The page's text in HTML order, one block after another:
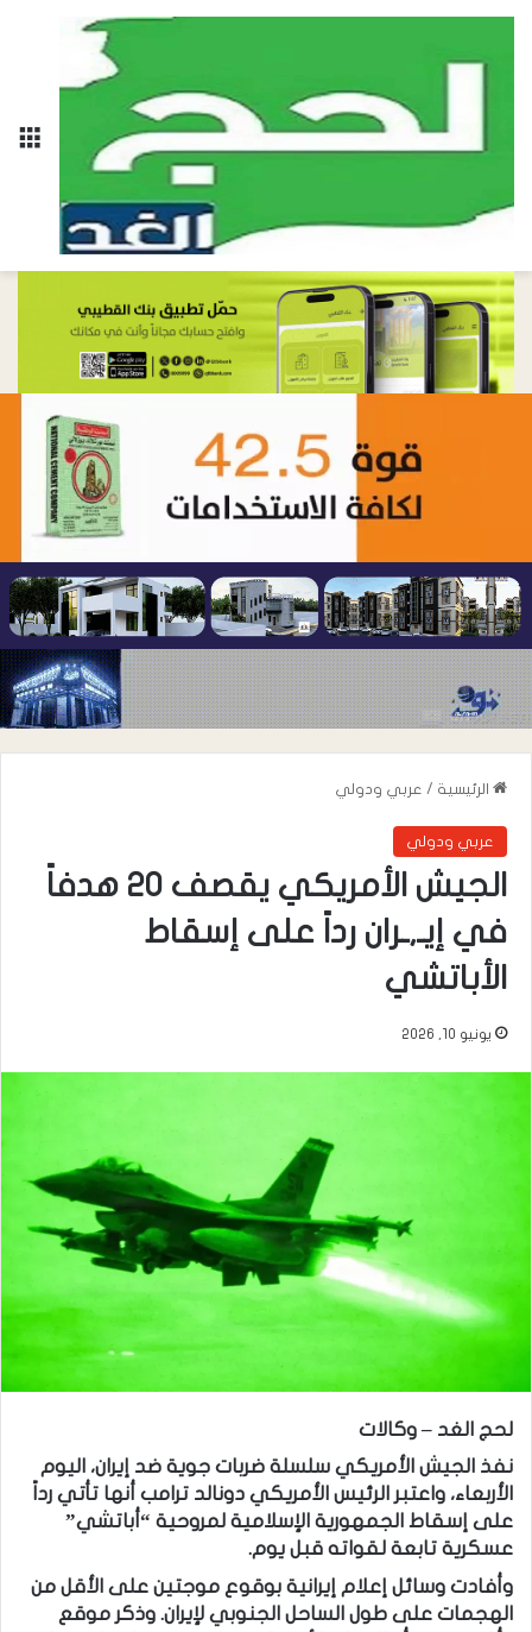
الرئيسية / عربي ودولي
عربي ودولي
الجيش الأمريكي يقصف 20 هدفاً
في إيـ,ـران رداً على إسقاط
الأباتشي
يونيو 10, 2026
لحج الغد – وكالات
نفذ الجيش الأمريكي سلسلة ضربات جوية ضد إيران، اليوم
الأربعاء، واعتبر الرئيس الأمريكي دونالد ترامب أنها تأتي رداً
على إسقاط الجمهورية الإسلامية لمروحية “أباتشي”
عسكرية تابعة لقواته قبل يوم.
وأفادت وسائل إعلام إيرانية بوقوع موجتين على الأقل من
الهجمات على طول الساحل الجنوبي لإيران. وذكر موقع